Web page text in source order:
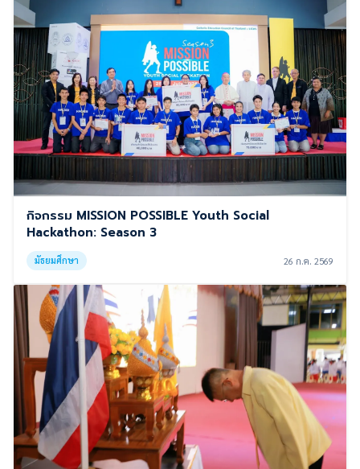
กิจกรรม MISSION POSSIBLE Youth Social
Hackathon: Season 3
มัธยมศึกษา 26 ก.ค. 2569